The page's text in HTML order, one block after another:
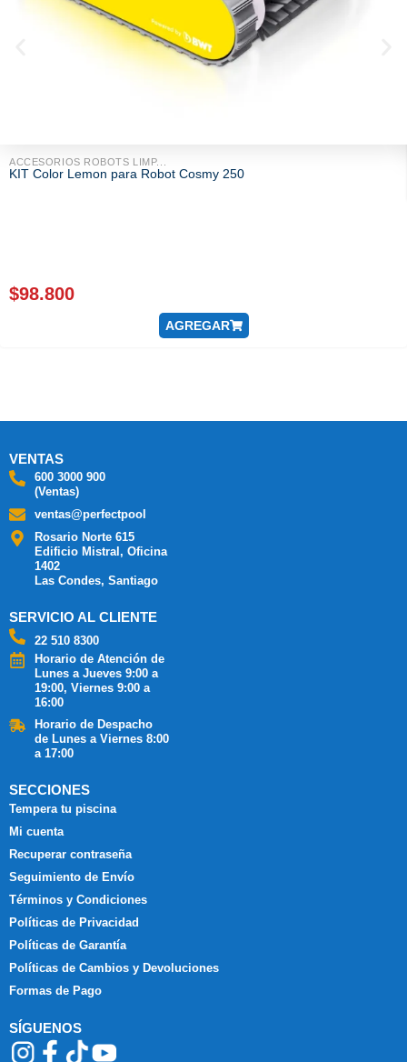
ACCESORIOS ROBOTS LIMP...
KIT Color Lemon para Robot Cosmy 250
$98.800
AGREGAR
VENTAS
600 3000 900
(Ventas)
ventas@perfectpool
Rosario Norte 615
Edificio Mistral, Oficina
1402
Las Condes, Santiago
SERVICIO AL CLIENTE
22 510 8300
Horario de Atención de
Lunes a Jueves 9:00 a
19:00, Viernes 9:00 a
16:00
Horario de Despacho
de Lunes a Viernes 8:00
a 17:00
SECCIONES
Tempera tu piscina
Mi cuenta
Recuperar contraseña
Seguimiento de Envío
Términos y Condiciones
Políticas de Privacidad
Políticas de Garantía
Políticas de Cambios y Devoluciones
Formas de Pago
SÍGUENOS